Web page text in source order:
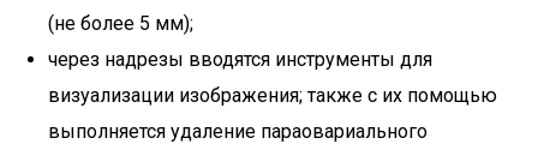
(не более 5 мм);
через надрезы вводятся инструменты для
визуализации изображения; также с их помощью
выполняется удаление параовариального